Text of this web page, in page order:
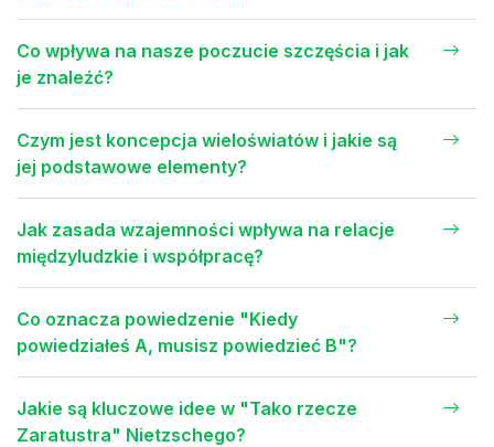
Co wpływa na nasze poczucie szczęścia i jak
je znaleźć?
Czym jest koncepcja wieloświatów i jakie są
jej podstawowe elementy?
Jak zasada wzajemności wpływa na relacje
międzyludzkie i współpracę?
Co oznacza powiedzenie "Kiedy
powiedziałeś A, musisz powiedzieć B"?
Jakie są kluczowe idee w "Tako rzecze
Zaratustra" Nietzschego?